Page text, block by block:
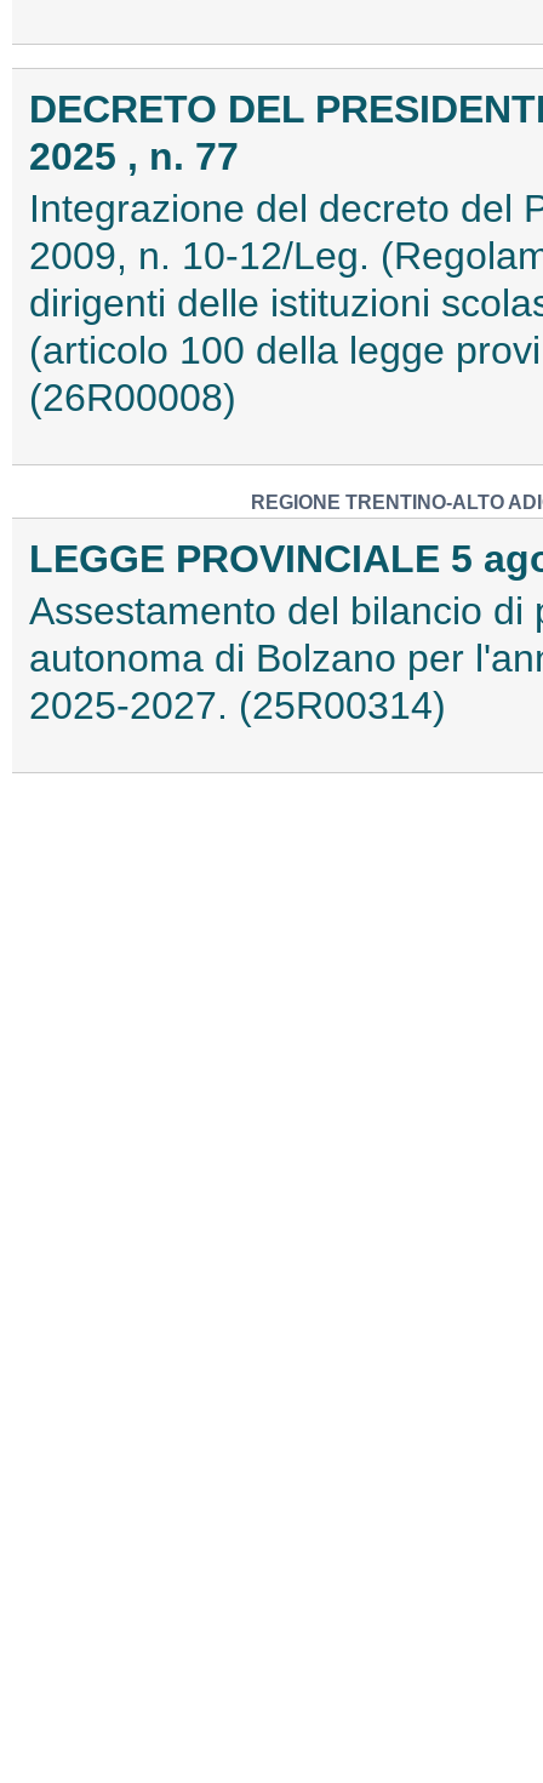
DECRETO DEL
2025 , n. 77
Integrazione del decreto del
2009, n. 10-12/Leg.
dirigenti delle istituzioni
(articolo 100 della legge
(26R00008)
REGIONE TRENTINO-ALTO
LEGGE PROVINCIALE 5
Assestamento del bilancio di
autonoma di Bolzano per
2025-2027. (25R00314)